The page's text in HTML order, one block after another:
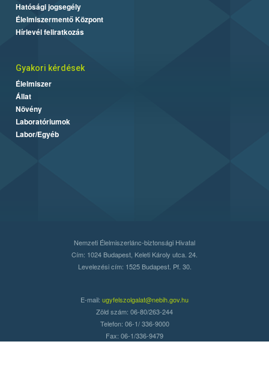
Hatósági jogsegély
Élelmiszermentő Központ
Hírlevél feliratkozás
Gyakori kérdések
Élelmiszer
Állat
Növény
Laboratóriumok
Labor/Egyéb
Nemzeti Élelmiszerlánc-biztonsági Hivatal
Cím: 1024 Budapest, Keleti Károly utca. 24.
Levelezési cím: 1525 Budapest. Pf. 30.
E-mail: ugyfelszolgalat@nebih.gov.hu
Zöld szám: 06-80/263-244
Telefon: 06-1/ 336-9000
Fax: 06-1/336-9479